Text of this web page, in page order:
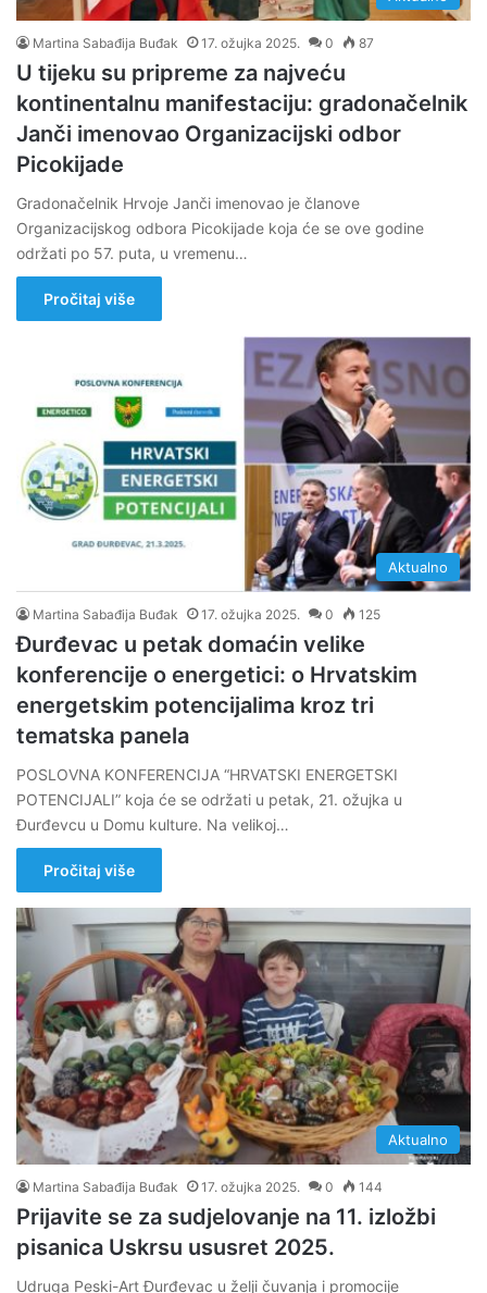
Martina Sabađija Buđak 17. ožujka 2025. 0 87
U tijeku su pripreme za najveću
kontinentalnu manifestaciju: gradonačelnik
Janči imenovao Organizacijski odbor
Picokijade
Gradonačelnik Hrvoje Janči imenovao je članove
Organizacijskog odbora Picokijade koja će se ove godine
održati po 57. puta, u vremenu…
Pročitaj više
Aktualno
Martina Sabađija Buđak 17. ožujka 2025. 0 125
Đurđevac u petak domaćin velike
konferencije o energetici: o Hrvatskim
energetskim potencijalima kroz tri
tematska panela
POSLOVNA KONFERENCIJA “HRVATSKI ENERGETSKI
POTENCIJALI” koja će se održati u petak, 21. ožujka u
Đurđevcu u Domu kulture. Na velikoj…
Pročitaj više
Aktualno
Martina Sabađija Buđak 17. ožujka 2025. 0 144
Prijavite se za sudjelovanje na 11. izložbi
pisanica Uskrsu ususret 2025.
Udruga Peski-Art Đurđevac u želji čuvanja i promocije